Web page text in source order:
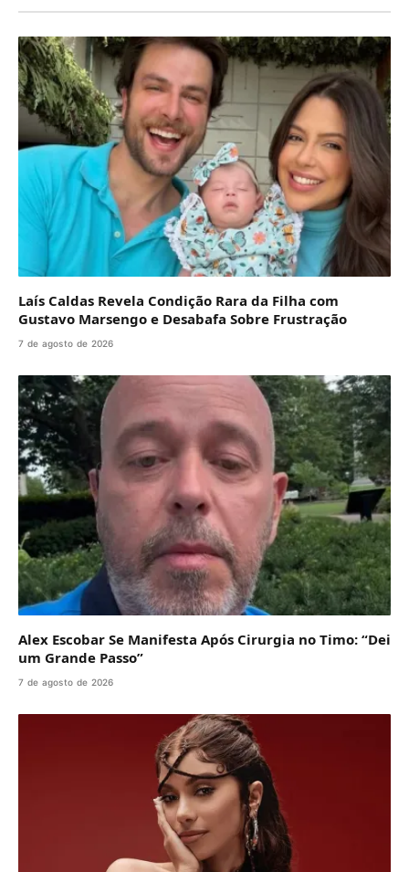
Laís Caldas Revela Condição Rara da Filha com
Gustavo Marsengo e Desabafa Sobre Frustração
7 de agosto de 2026
Alex Escobar Se Manifesta Após Cirurgia no Timo: “Dei
um Grande Passo”
7 de agosto de 2026